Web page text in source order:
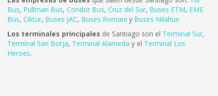
Bus, Pullman Bus, Condor Bus, Cruz del Sur, Buses ETM, EME
Bus, Ciktur, Buses JAC, Buses Romani y Buses Nilahue
Los terminales principales de Santiago son el Terminal Sur,
Terminal San Borja, Terminal Alameda y el Terminal Los
Heroes.